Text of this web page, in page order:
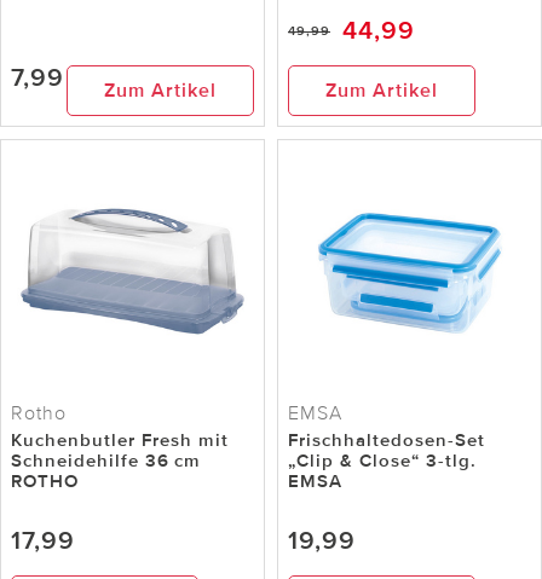
7,99 Zum Artikel
49,99 44,99
Zum Artikel
Rotho
Kuchenbutler Fresh mit
Schneidehilfe 36 cm
ROTHO
17,99
EMSA
Frischhaltedosen-Set
„Clip & Close“ 3-tlg.
EMSA
19,99